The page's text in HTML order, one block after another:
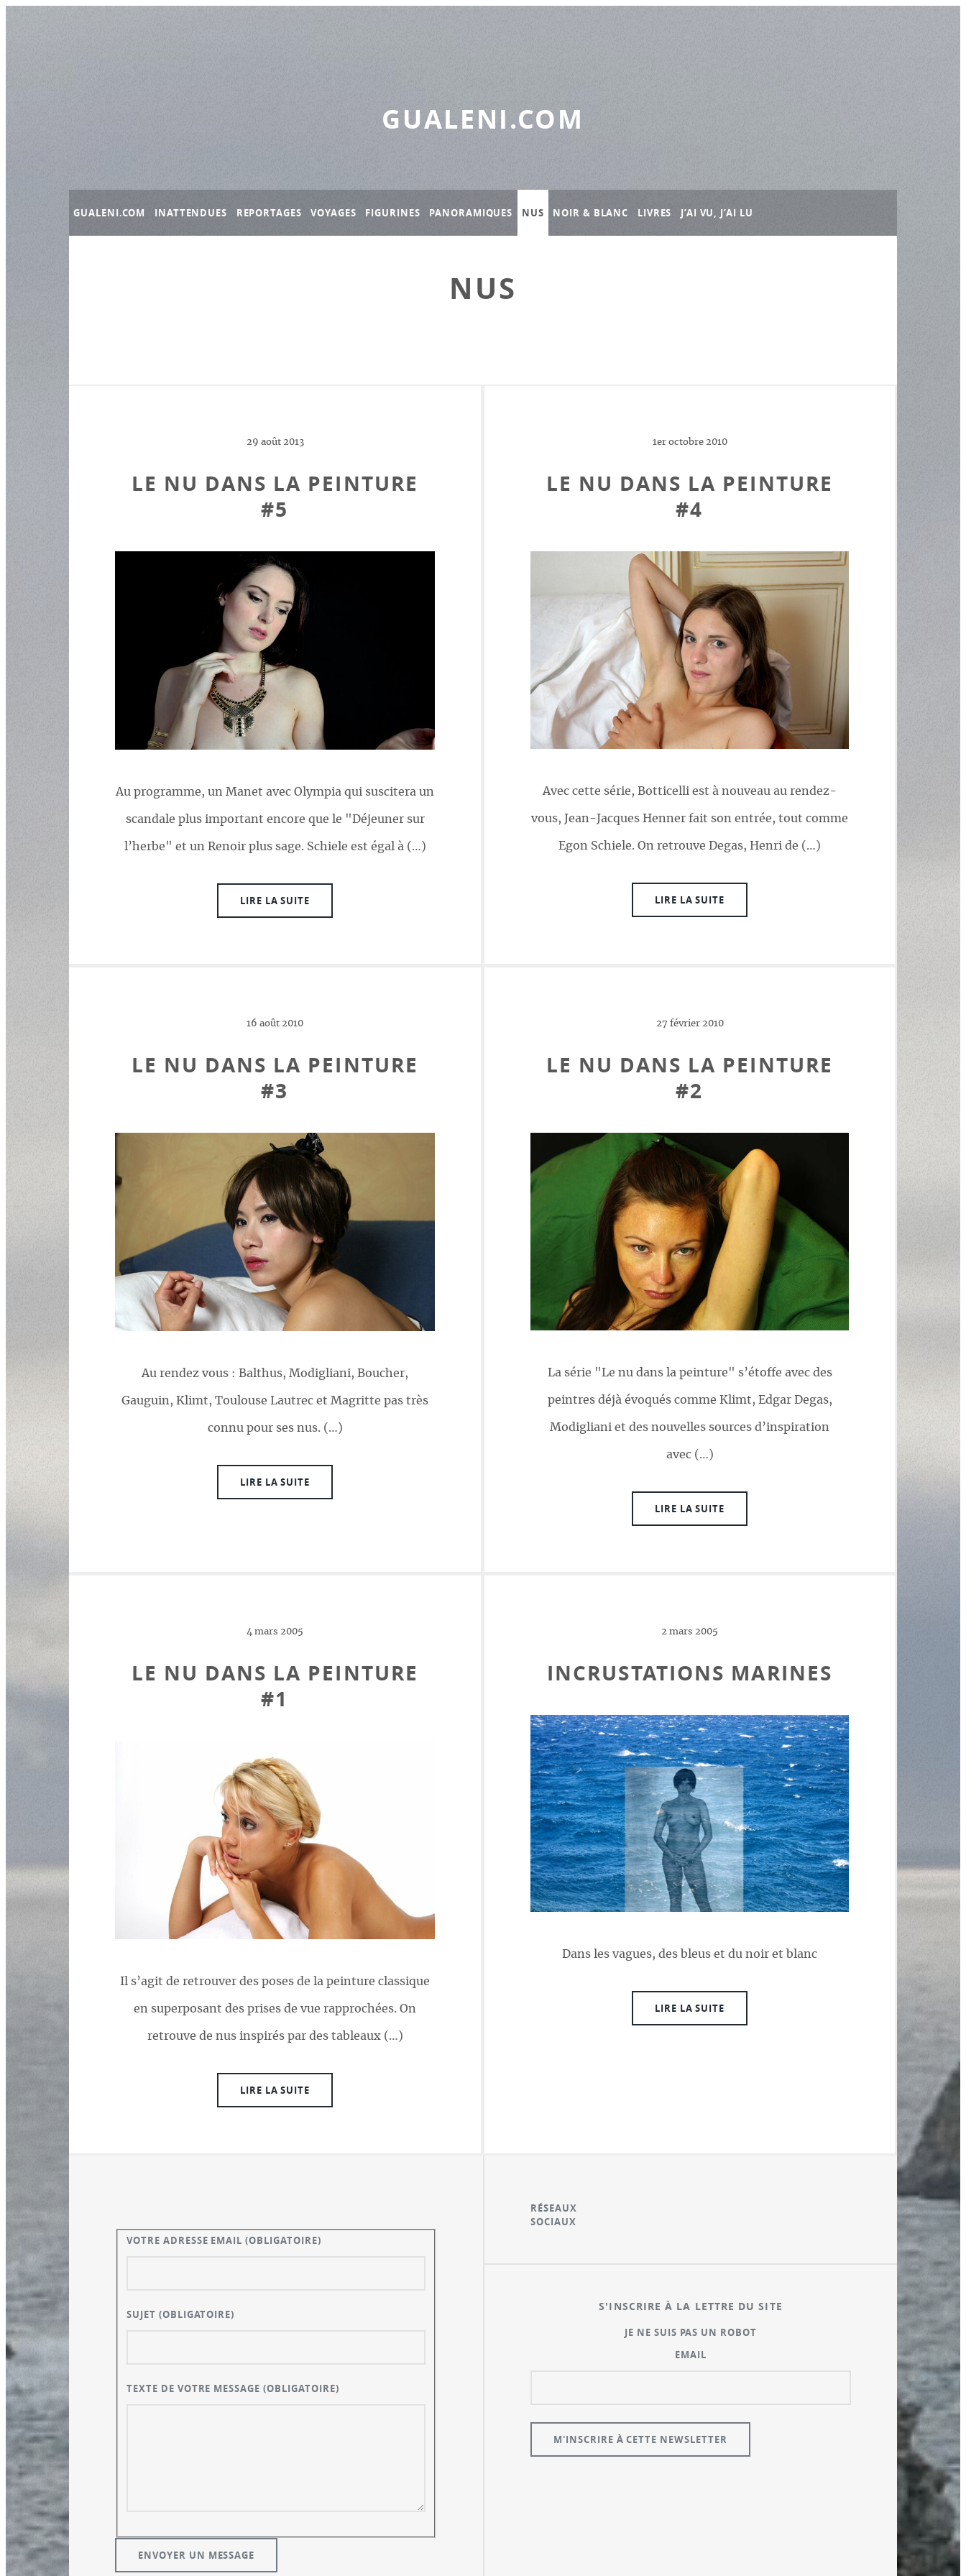
GUALENI.COM
GUALENI.COM INATTENDUES REPORTAGES VOYAGES FIGURINES PANORAMIQUES NUS NOIR & BLANC LIVRES J’AI VU, J’AI LU
NUS
29 août 2013
LE NU DANS LA PEINTURE
#5
Au programme, un Manet avec Olympia qui suscitera un
scandale plus important encore que le "Déjeuner sur
l’herbe" et un Renoir plus sage. Schiele est égal à (…)
LIRE LA SUITE
1er octobre 2010
LE NU DANS LA PEINTURE
#4
Avec cette série, Botticelli est à nouveau au rendez-
vous, Jean-Jacques Henner fait son entrée, tout comme
Egon Schiele. On retrouve Degas, Henri de (…)
LIRE LA SUITE
16 août 2010
LE NU DANS LA PEINTURE
#3
Au rendez vous : Balthus, Modigliani, Boucher,
Gauguin, Klimt, Toulouse Lautrec et Magritte pas très
connu pour ses nus. (…)
LIRE LA SUITE
27 février 2010
LE NU DANS LA PEINTURE
#2
La série "Le nu dans la peinture" s’étoffe avec des
peintres déjà évoqués comme Klimt, Edgar Degas,
Modigliani et des nouvelles sources d’inspiration
avec (…)
LIRE LA SUITE
4 mars 2005
LE NU DANS LA PEINTURE
#1
Il s’agit de retrouver des poses de la peinture classique
en superposant des prises de vue rapprochées. On
retrouve de nus inspirés par des tableaux (…)
LIRE LA SUITE
2 mars 2005
INCRUSTATIONS MARINES
Dans les vagues, des bleus et du noir et blanc
LIRE LA SUITE
VOTRE ADRESSE EMAIL(OBLIGATOIRE)
SUJET (OBLIGATOIRE)
TEXTE DE VOTRE MESSAGE(OBLIGATOIRE)
RÉSEAUX
SOCIAUX
S'INSCRIRE À LA LETTRE DU SITE
JE NE SUIS PAS UN ROBOT
EMAIL